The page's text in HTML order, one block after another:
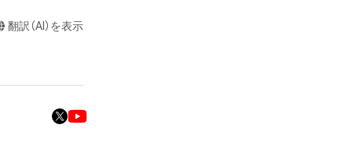
を取得し、又は
はその管理委
翻訳（AI）を表示